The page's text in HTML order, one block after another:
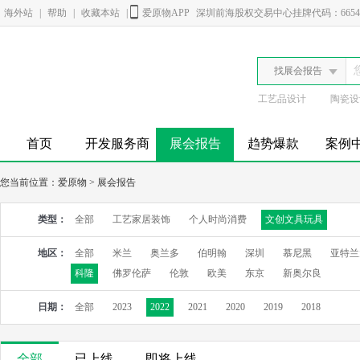
海外站 帮助 收藏本站 爱原物APP 深圳前海股权交易中心挂牌代码：
找展会报告
工艺品设计 陶瓷
首页 开发服务商 展会报告 趋势爆款 案例
您当前位置： 爱原物 > 展会报告
类型： 全部 工艺家居装饰 个人时尚消费 文创文具玩具
地区： 全部 米兰 奥兰多 伯明翰 深圳 慕尼黑
亚特
科隆
佛罗伦萨 伦敦 欧美 东京 新奥尔良
日期： 全部 2023 2022 2021 2020 2019 2018